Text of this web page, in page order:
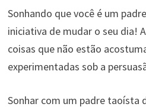
Sonhando que você é um
iniciativa de mudar o seu dia!
coisas que não estão
experimentadas sob a
Sonhar com um padre taoísta